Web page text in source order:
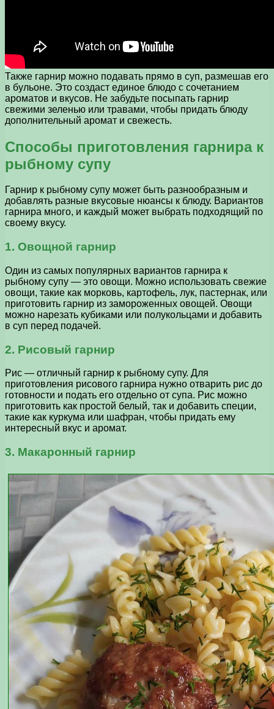
Также гарнир можно подавать прямо в суп, размешав его
в бульоне. Это создаст единое блюдо с сочетанием
ароматов и вкусов. Не забудьте посыпать гарнир
свежими зеленью или травами, чтобы придать блюду
дополнительный аромат и свежесть.
Способы приготовления гарнира к
рыбному супу
Гарнир к рыбному супу может быть разнообразным и
добавлять разные вкусовые нюансы к блюду. Вариантов
гарнира много, и каждый может выбрать подходящий по
своему вкусу.
1. Овощной гарнир
Один из самых популярных вариантов гарнира к
рыбному супу — это овощи. Можно использовать свежие
овощи, такие как морковь, картофель, лук, пастернак, или
приготовить гарнир из замороженных овощей. Овощи
можно нарезать кубиками или полукольцами и добавить
в суп перед подачей.
2. Рисовый гарнир
Рис — отличный гарнир к рыбному супу. Для
приготовления рисового гарнира нужно отварить рис до
готовности и подать его отдельно от супа. Рис можно
приготовить как простой белый, так и добавить специи,
такие как куркума или шафран, чтобы придать ему
интересный вкус и аромат.
3. Макаронный гарнир